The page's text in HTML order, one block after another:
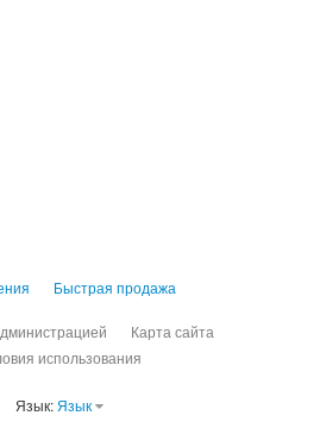
Быстрая продажа
Карта сайта
использования
Язык: Язык